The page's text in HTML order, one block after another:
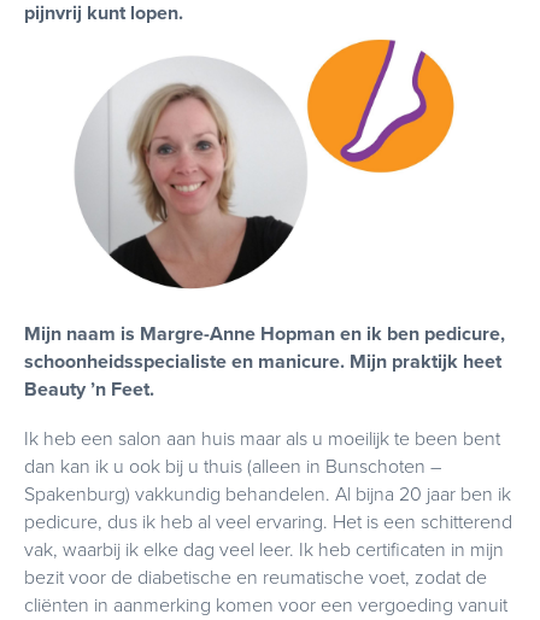
pijnvrij kunt lopen.
Mijn naam is Margre-Anne Hopman en ik ben pedicure,
schoonheidsspecialiste en manicure. Mijn praktijk heet
Beauty ’n Feet.
Ik heb een salon aan huis maar als u moeilijk te been bent
dan kan ik u ook bij u thuis (alleen in Bunschoten –
Spakenburg) vakkundig behandelen. Al bijna 20 jaar ben ik
pedicure, dus ik heb al veel ervaring. Het is een schitterend
vak, waarbij ik elke dag veel leer. Ik heb certificaten in mijn
bezit voor de diabetische en reumatische voet, zodat de
cliënten in aanmerking komen voor een vergoeding vanuit